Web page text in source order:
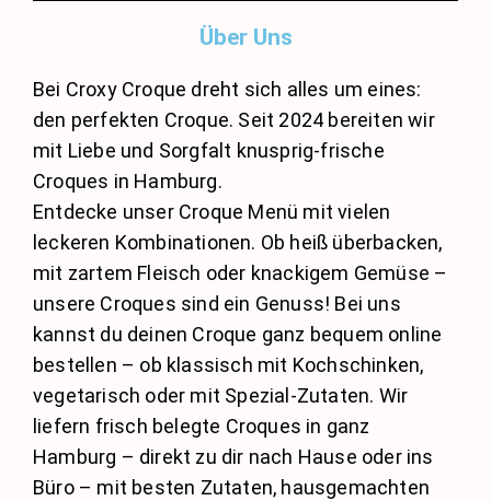
Über Uns
Bei Croxy Croque dreht sich alles um eines:
den perfekten Croque. Seit 2024 bereiten wir
mit Liebe und Sorgfalt knusprig-frische
Croques in Hamburg.
Entdecke unser Croque Menü mit vielen
leckeren Kombinationen. Ob heiß überbacken,
mit zartem Fleisch oder knackigem Gemüse –
unsere Croques sind ein Genuss! Bei uns
kannst du deinen Croque ganz bequem online
bestellen – ob klassisch mit Kochschinken,
vegetarisch oder mit Spezial-Zutaten. Wir
liefern frisch belegte Croques in ganz
Hamburg – direkt zu dir nach Hause oder ins
Büro – mit besten Zutaten, hausgemachten